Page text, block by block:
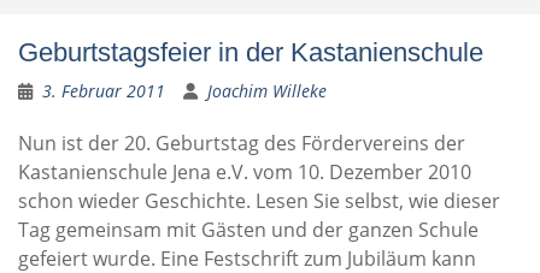
Geburtstagsfeier in der Kastanienschule
3. Februar 2011 Joachim Willeke
Nun ist der 20. Geburtstag des Fördervereins der
Kastanienschule Jena e.V. vom 10. Dezember 2010
schon wieder Geschichte. Lesen Sie selbst, wie dieser
Tag gemeinsam mit Gästen und der ganzen Schule
gefeiert wurde. Eine Festschrift zum Jubiläum kann